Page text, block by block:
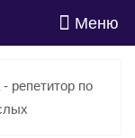
Меню
репетитор по